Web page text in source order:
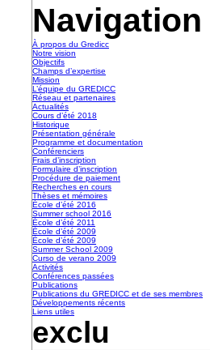
Navigation
À propos du Gredicc
Notre vision
Objectifs
Champs d’expertise
Mission
L’équipe du GREDICC
Réseau et partenaires
Actualités
Cours d’été 2018
Historique
Présentation générale
Programme et documentation
Conférenciers
Frais d’inscription
Formulaire d’inscription
Procédure de paiement
Recherches en cours
Thèses et mémoires
École d’été 2016
Summer school 2016
École d’été 2011
École d’été 2009
École d’été 2009
Summer School 2009
Curso de verano 2009
Activités
Conférences passées
Publications
Publications du GREDICC et de ses membres
Développements récents
Liens utiles
exclu